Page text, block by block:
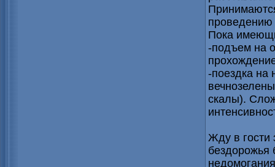
Пока
-подъем на
-поездка на
скалы).
Жду в гости
бездорожья